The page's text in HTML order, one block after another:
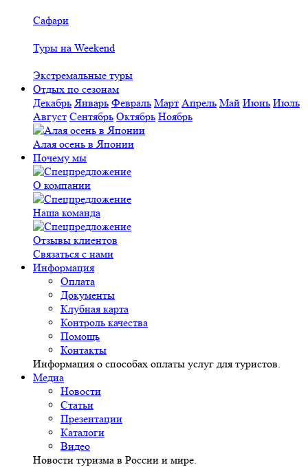
Сафари
Туры на Weekend
Экстремальные туры
Отдых по сезонам
Декабрь Январь Февраль Март Апрель Май Июнь Июль
Август Сентябрь Октябрь Ноябрь
Алая осень в Японии
Почему мы
О компании
Наша команда
Отзывы клиентов
Связаться с нами
Информация
Оплата
Документы
Клубная карта
Контроль качества
Помощь
Контакты
Информация о способах оплаты услуг для туристов.
Медиа
Новости
Статьи
Презентации
Каталоги
Видео
Новости туризма в России и мире.